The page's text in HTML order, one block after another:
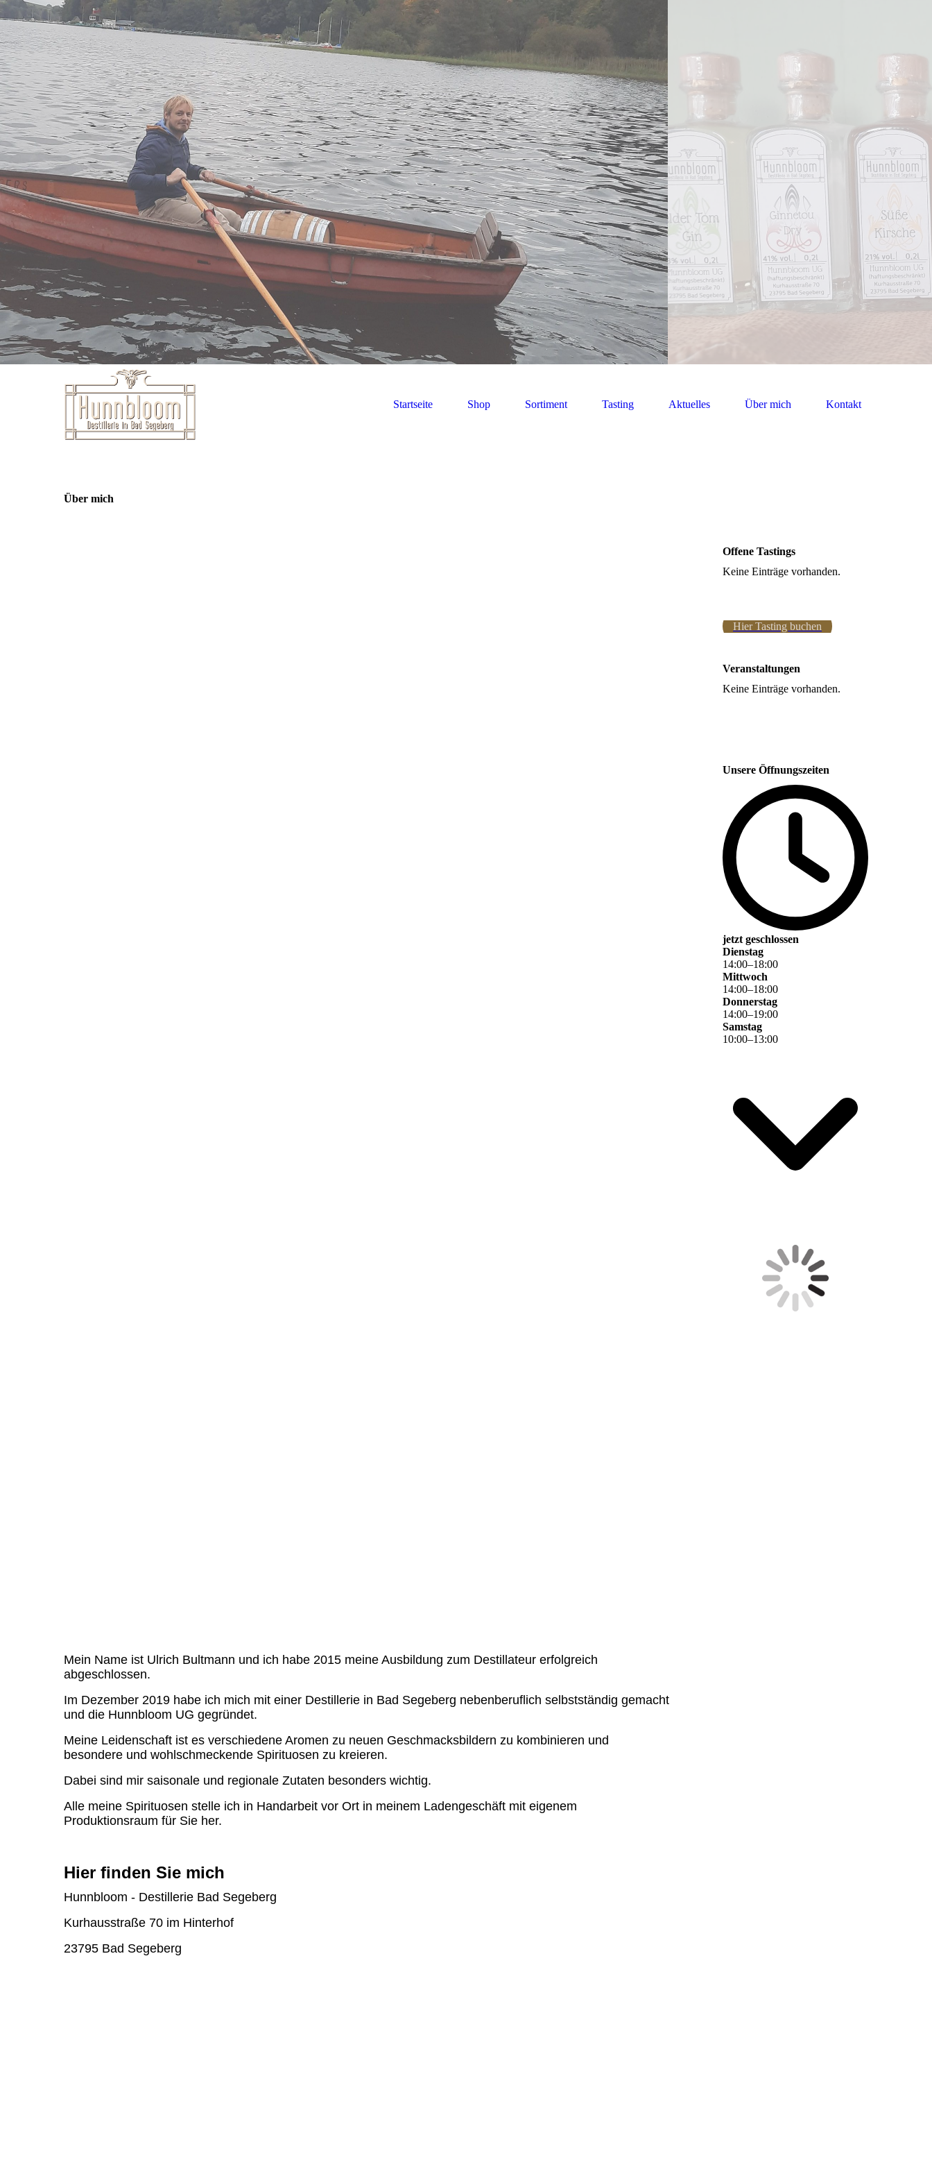
Startseite Shop Sortiment Tasting Aktuelles Über mich Kontakt
Über mich
Mein Name ist Ulrich Bultmann und ich habe 2015 meine Ausbildung zum Destillateur erfolgreich
abgeschlossen.
Im Dezember 2019 habe ich mich mit einer Destillerie in Bad Segeberg nebenberuflich selbstständig gemacht
und die Hunnbloom UG gegründet.
Meine Leidenschaft ist es verschiedene Aromen zu neuen Geschmacksbildern zu kombinieren und
besondere und wohlschmeckende Spirituosen zu kreieren.
Dabei sind mir saisonale und regionale Zutaten besonders wichtig.
Alle meine Spirituosen stelle ich in Handarbeit vor Ort in meinem Ladengeschäft mit eigenem
Produktionsraum für Sie her.
Hier finden Sie mich
Hunnbloom - Destillerie Bad Segeberg
Kurhausstraße 70 im Hinterhof
23795 Bad Segeberg
Offene Tastings
Keine Einträge vorhanden.
Hier Tasting buchen
Veranstaltungen
Keine Einträge vorhanden.
Unsere Öffnungszeiten
jetzt geschlossen
Dienstag
14:00–18:00
Mittwoch
14:00–18:00
Donnerstag
14:00–19:00
Samstag
10:00–13:00